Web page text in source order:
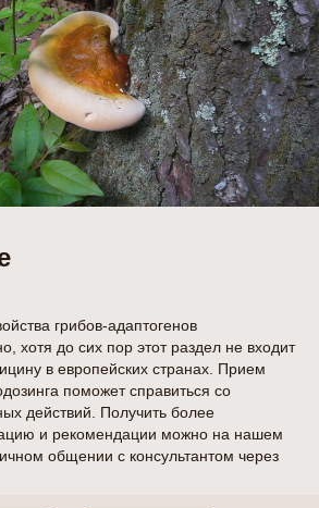
грибов-адаптогенов
хотя до сих пор этот раздел не входит
в европейских странах. Прием
поможет справиться со
действий. Получить более
и рекомендации можно на нашем
общении с консультантом через